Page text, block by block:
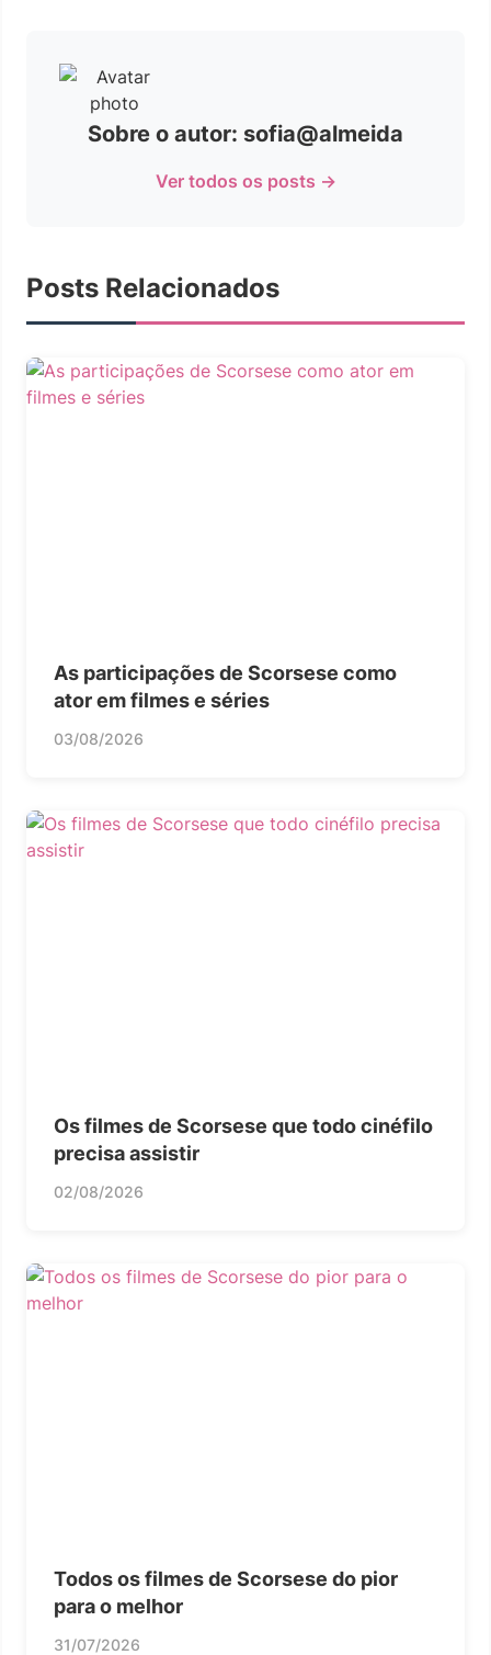
Sobre o autor: sofia@almeida
Ver todos os posts →
Posts Relacionados
As participações de Scorsese como
ator em filmes e séries
03/08/2026
Os filmes de Scorsese que todo cinéfilo
precisa assistir
02/08/2026
Todos os filmes de Scorsese do pior
para o melhor
31/07/2026